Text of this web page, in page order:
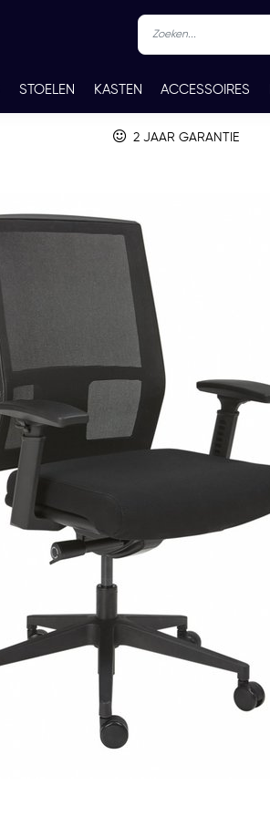
STOELEN KASTEN ACCESSOIRES
WERKBLADKLEUREN CONTACT
2 JAAR GARANTIE